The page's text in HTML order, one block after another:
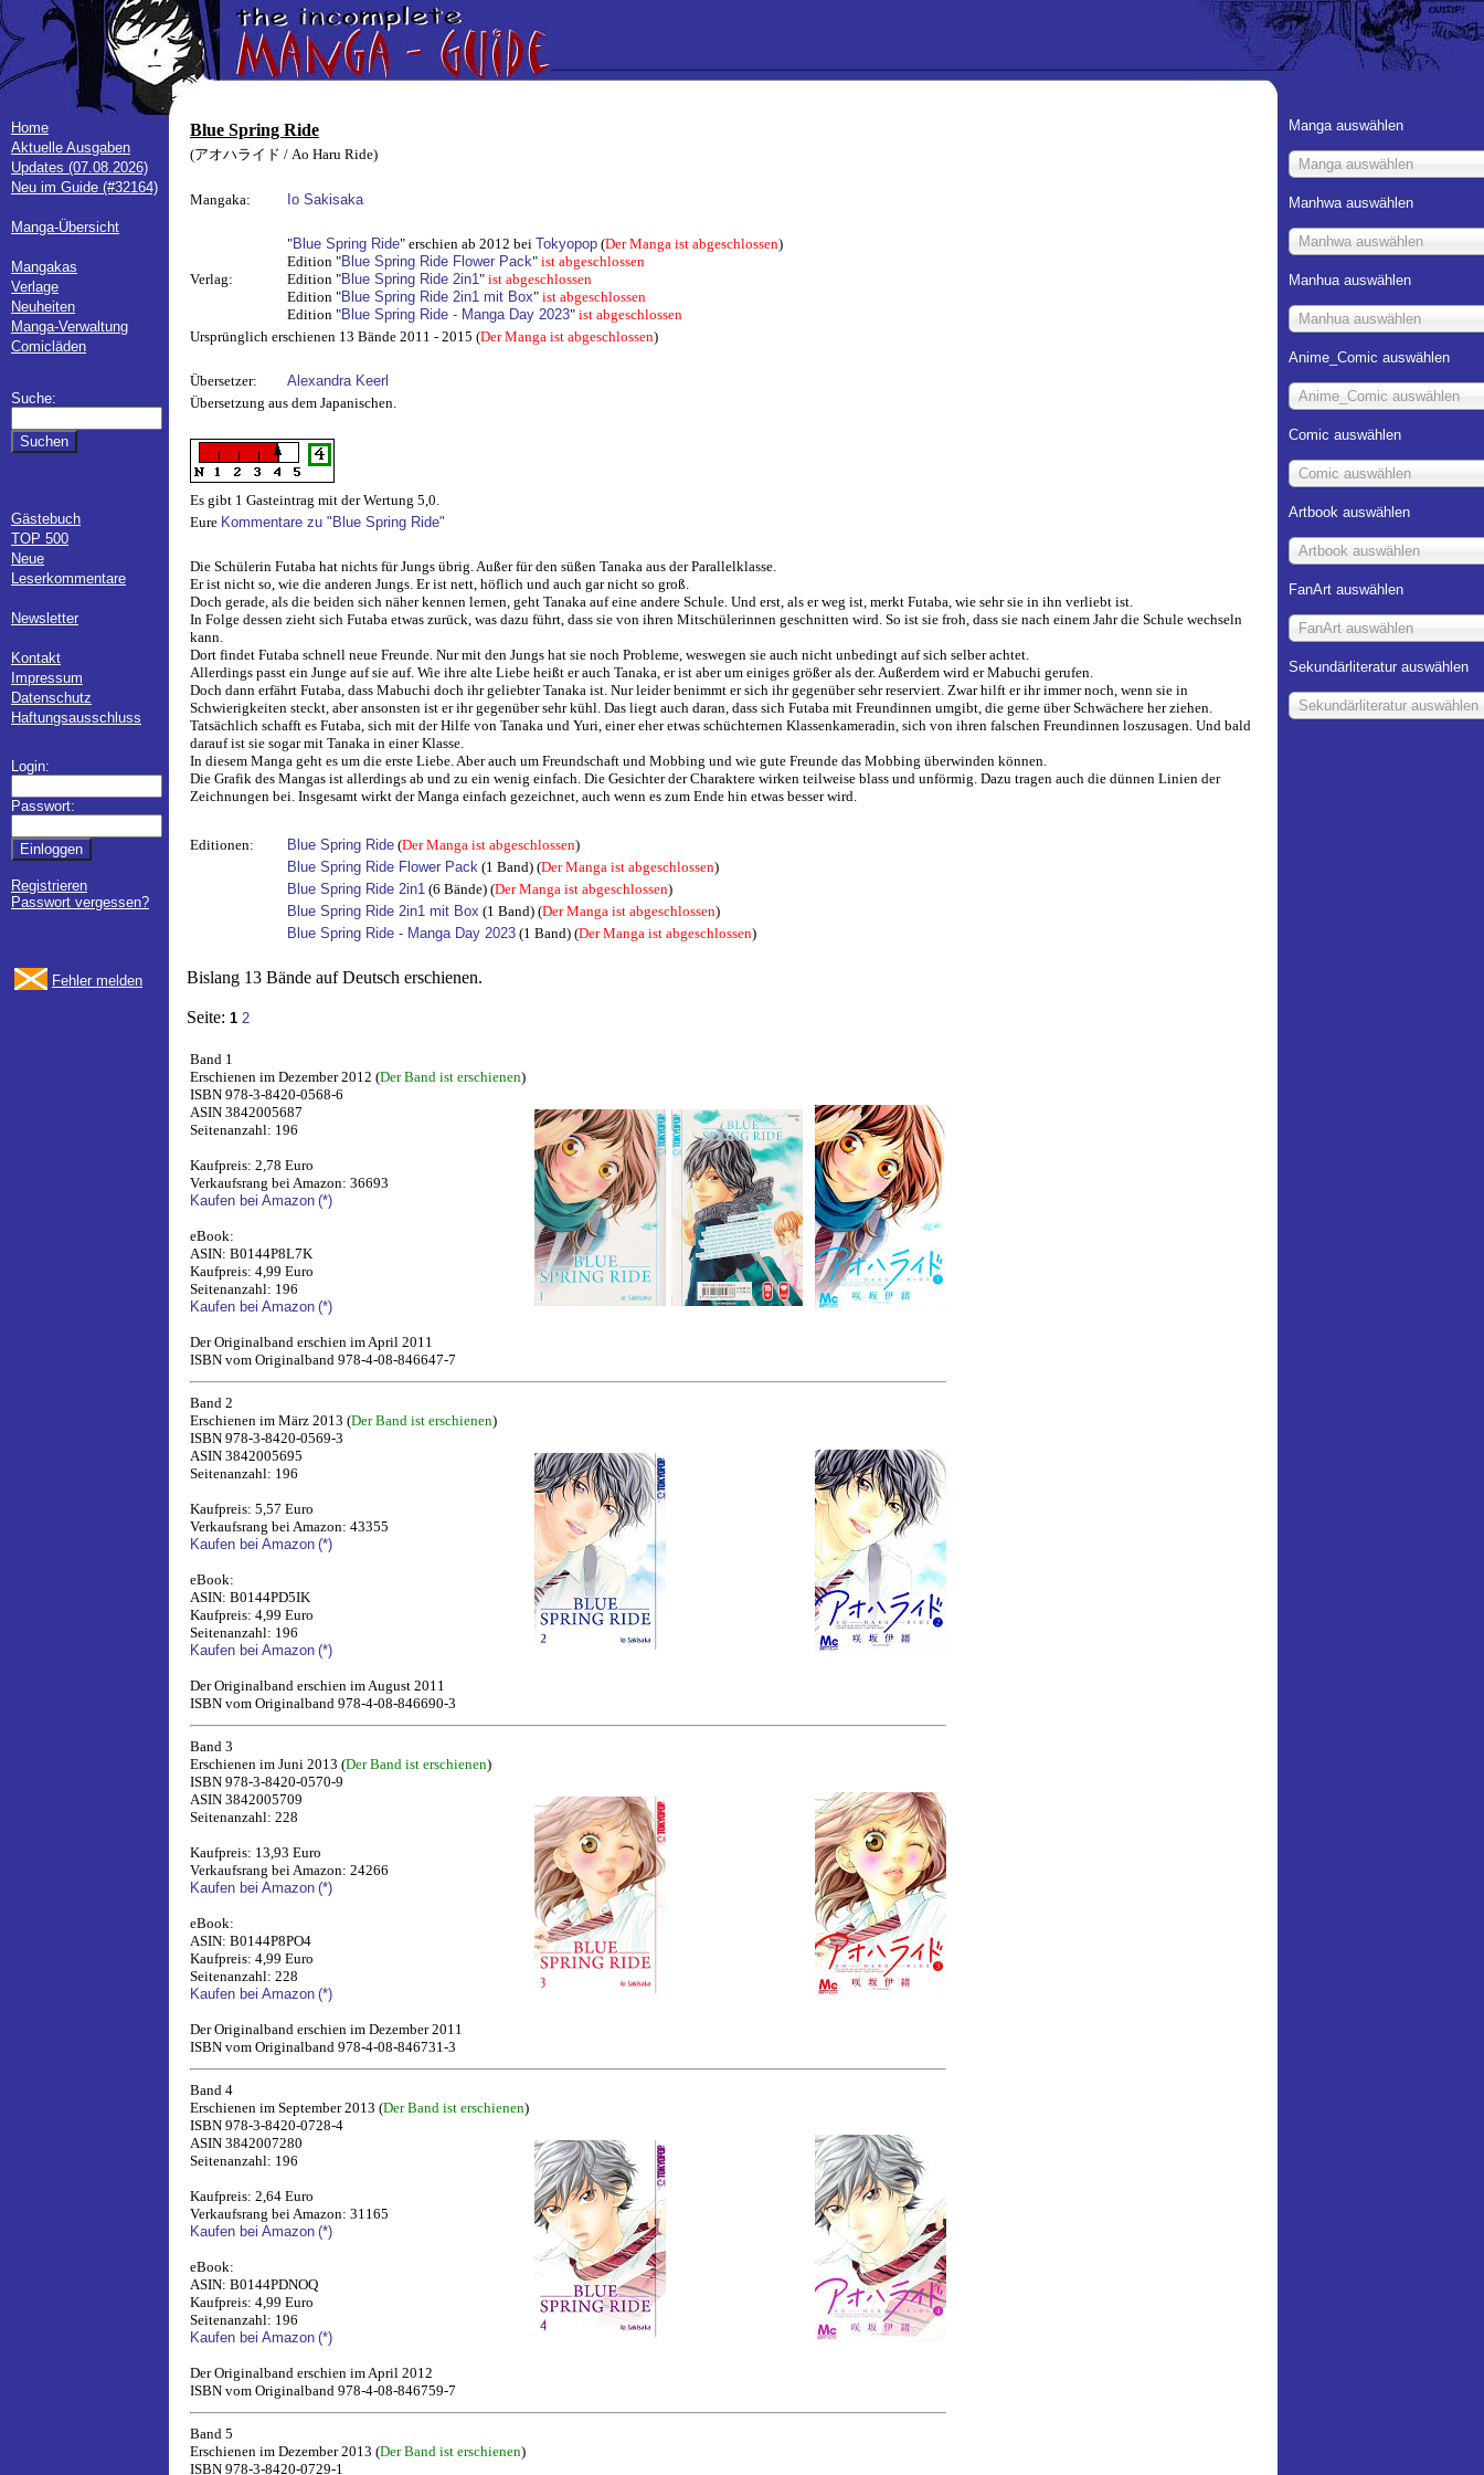
Home
Aktuelle Ausgaben
Updates (07.08.2026)
Neu im Guide (#32164)
Manga-Übersicht
Mangakas
Verlage
Neuheiten
Manga-Verwaltung
Comicläden
Suche:
Gästebuch
TOP 500
Neue
Leserkommentare
Newsletter
Kontakt
Impressum
Datenschutz
Haftungsausschluss
Login:
Passwort:
Registrieren
Passwort vergessen?
Fehler melden
Blue Spring Ride
(アオハライド / Ao Haru Ride)
Mangaka: Io Sakisaka
Verlag:
"Blue Spring Ride" erschien ab 2012 bei Tokyopop (Der Manga ist abgeschlossen)
Edition "Blue Spring Ride Flower Pack" ist abgeschlossen
Edition "Blue Spring Ride 2in1" ist abgeschlossen
Edition "Blue Spring Ride 2in1 mit Box" ist abgeschlossen
Edition "Blue Spring Ride - Manga Day 2023" ist abgeschlossen
Ursprünglich erschienen 13 Bände 2011 - 2015 (Der Manga ist abgeschlossen)
Übersetzer:
Alexandra Keerl
Übersetzung aus dem Japanischen.
Es gibt 1 Gasteintrag mit der Wertung 5,0.
Eure Kommentare zu "Blue Spring Ride"
Die Schülerin Futaba hat nichts für Jungs übrig. Außer für den süßen Tanaka aus der Parallelklasse.
Er ist nicht so, wie die anderen Jungs. Er ist nett, höflich und auch gar nicht so groß.
Doch gerade, als die beiden sich näher kennen lernen, geht Tanaka auf eine andere Schule. Und erst, als er weg ist, merkt Futaba, wie sehr sie in ihn verliebt ist.
In Folge dessen zieht sich Futaba etwas zurück, was dazu führt, dass sie von ihren Mitschülerinnen geschnitten wird. So ist sie froh, dass sie nach einem Jahr die Schule wechseln
kann.
Dort findet Futaba schnell neue Freunde. Nur mit den Jungs hat sie noch Probleme, weswegen sie auch nicht unbedingt auf sich selber achtet.
Allerdings passt ein Junge auf sie auf. Wie ihre alte Liebe heißt er auch Tanaka, er ist aber um einiges größer als der. Außerdem wird er Mabuchi gerufen.
Doch dann erfährt Futaba, dass Mabuchi doch ihr geliebter Tanaka ist. Nur leider benimmt er sich ihr gegenüber sehr reserviert. Zwar hilft er ihr immer noch, wenn sie in
Schwierigkeiten steckt, aber ansonsten ist er ihr gegenüber sehr kühl. Das liegt auch daran, dass sich Futaba mit Freundinnen umgibt, die gerne über Schwächere her ziehen.
Tatsächlich schafft es Futaba, sich mit der Hilfe von Tanaka und Yuri, einer eher etwas schüchternen Klassenkameradin, sich von ihren falschen Freundinnen loszusagen. Und bald
darauf ist sie sogar mit Tanaka in einer Klasse.
In diesem Manga geht es um die erste Liebe. Aber auch um Freundschaft und Mobbing und wie gute Freunde das Mobbing überwinden können.
Die Grafik des Mangas ist allerdings ab und zu ein wenig einfach. Die Gesichter der Charaktere wirken teilweise blass und unförmig. Dazu tragen auch die dünnen Linien der
Zeichnungen bei. Insgesamt wirkt der Manga einfach gezeichnet, auch wenn es zum Ende hin etwas besser wird.
Editionen: Blue Spring Ride (Der Manga ist abgeschlossen)
Blue Spring Ride Flower Pack (1 Band) (Der Manga ist abgeschlossen)
Blue Spring Ride 2in1 (6 Bände) (Der Manga ist abgeschlossen)
Blue Spring Ride 2in1 mit Box (1 Band) (Der Manga ist abgeschlossen)
Blue Spring Ride - Manga Day 2023 (1 Band) (Der Manga ist abgeschlossen)
Bislang 13 Bände auf Deutsch erschienen.
Seite: 1 2
Band 1
Erschienen im Dezember 2012 (Der Band ist erschienen)
ISBN 978-3-8420-0568-6
ASIN 3842005687
Seitenanzahl: 196
Kaufpreis: 2,78 Euro
Verkaufsrang bei Amazon: 36693
Kaufen bei Amazon (*)
eBook:
ASIN: B0144P8L7K
Kaufpreis: 4,99 Euro
Seitenanzahl: 196
Kaufen bei Amazon (*)
Der Originalband erschien im April 2011
ISBN vom Originalband 978-4-08-846647-7
Band 2
Erschienen im März 2013 (Der Band ist erschienen)
ISBN 978-3-8420-0569-3
ASIN 3842005695
Seitenanzahl: 196
Kaufpreis: 5,57 Euro
Verkaufsrang bei Amazon: 43355
Kaufen bei Amazon (*)
eBook:
ASIN: B0144PD5IK
Kaufpreis: 4,99 Euro
Seitenanzahl: 196
Kaufen bei Amazon (*)
Der Originalband erschien im August 2011
ISBN vom Originalband 978-4-08-846690-3
Band 3
Erschienen im Juni 2013 (Der Band ist erschienen)
ISBN 978-3-8420-0570-9
ASIN 3842005709
Seitenanzahl: 228
Kaufpreis: 13,93 Euro
Verkaufsrang bei Amazon: 24266
Kaufen bei Amazon (*)
eBook:
ASIN: B0144P8PO4
Kaufpreis: 4,99 Euro
Seitenanzahl: 228
Kaufen bei Amazon (*)
Der Originalband erschien im Dezember 2011
ISBN vom Originalband 978-4-08-846731-3
Band 4
Erschienen im September 2013 (Der Band ist erschienen)
ISBN 978-3-8420-0728-4
ASIN 3842007280
Seitenanzahl: 196
Kaufpreis: 2,64 Euro
Verkaufsrang bei Amazon: 31165
Kaufen bei Amazon (*)
eBook:
ASIN: B0144PDNOQ
Kaufpreis: 4,99 Euro
Seitenanzahl: 196
Kaufen bei Amazon (*)
Der Originalband erschien im April 2012
ISBN vom Originalband 978-4-08-846759-7
Band 5
Erschienen im Dezember 2013 (Der Band ist erschienen)
ISBN 978-3-8420-0729-1
Manga auswählen
Manga auswählen
Manhwa auswählen
Manhwa auswählen
Manhua auswählen
Manhua auswählen
Anime_Comic auswählen
Anime_Comic auswählen
Comic auswählen
Comic auswählen
Artbook auswählen
Artbook auswählen
FanArt auswählen
FanArt auswählen
Sekundärliteratur auswählen
Sekundärliteratur auswählen